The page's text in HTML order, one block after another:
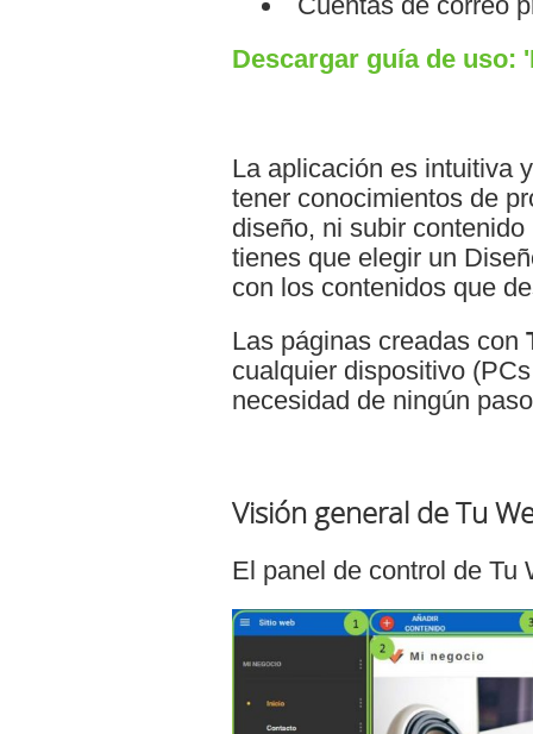
Descargar guía de uso:
La aplicación es intuitiva
tener conocimientos de
diseño, ni subir
tienes que elegir un
con los contenidos que
Las páginas creadas con
cualquier dispositivo
necesidad de ningún
Visión general de Tu
El panel de control de Tu